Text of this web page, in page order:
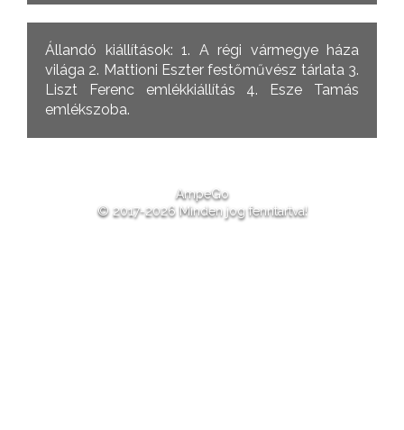
Állandó kiállítások: 1. A régi vármegye háza
világa 2. Mattioni Eszter festőművész tárlata 3.
Liszt Ferenc emlékkiállítás 4. Esze Tamás
emlékszoba.
AmpeGo
© 2017-2026 Minden jog fenntartva!